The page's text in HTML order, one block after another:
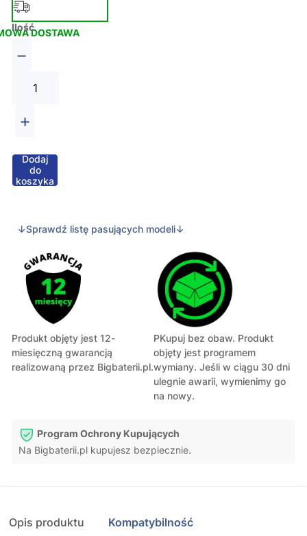
DOSTAWA
Ilość
−
+
Dodaj
do
koszyka
↓Sprawdź listę pasujących modeli↓
Produkt objęty jest 12-
miesięczną gwarancją
realizowaną przez Bigbaterii.pl.
PKupuj bez obaw. Produkt
objęty jest programem
wymiany. Jeśli w ciągu 30 dni
ulegnie awarii, wymienimy go
na nowy.
Program Ochrony Kupujących
Na Bigbaterii.pl kupujesz bezpiecznie.
Opis produktu Kompatybilność